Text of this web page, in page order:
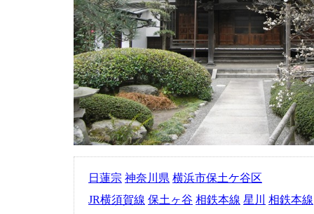
日蓮宗 神奈川県 横浜市保土ケ谷区
JR横須賀線 保土ヶ谷 相鉄本線 星川 相鉄本線